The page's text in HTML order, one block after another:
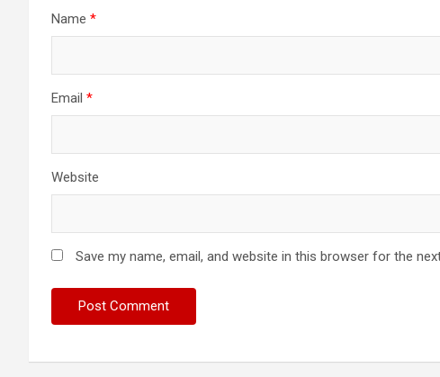
Name *
Email *
Website
Save my name, email, and website in this browser for the